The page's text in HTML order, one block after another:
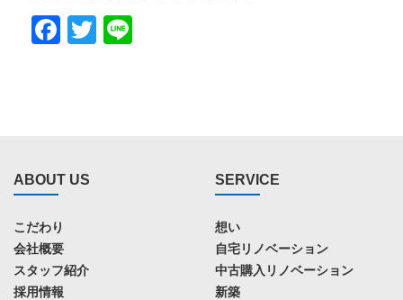
Facebook
Twitter
ABOUT US
こだわり
会社概要
スタッフ紹介
採用情報
SERVICE
想い
自宅リノベーション
中古購入リノベーション
新築